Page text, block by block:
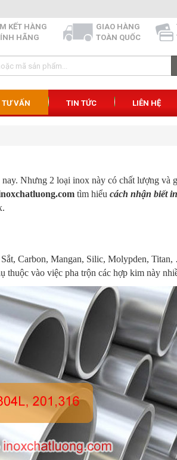
KẾT HÀNG
HÃNG
GIAO HÀNG
TOÀN QUỐC
TƯ VẤN TIN TỨC LIÊN HỆ
Nhưng 2 loại inox này có chất lượng và
tìm hiểu cách nhận biết
Carbon, Mangan, Silic, Molypden,
thuộc vào việc pha trộn các hợp kim này